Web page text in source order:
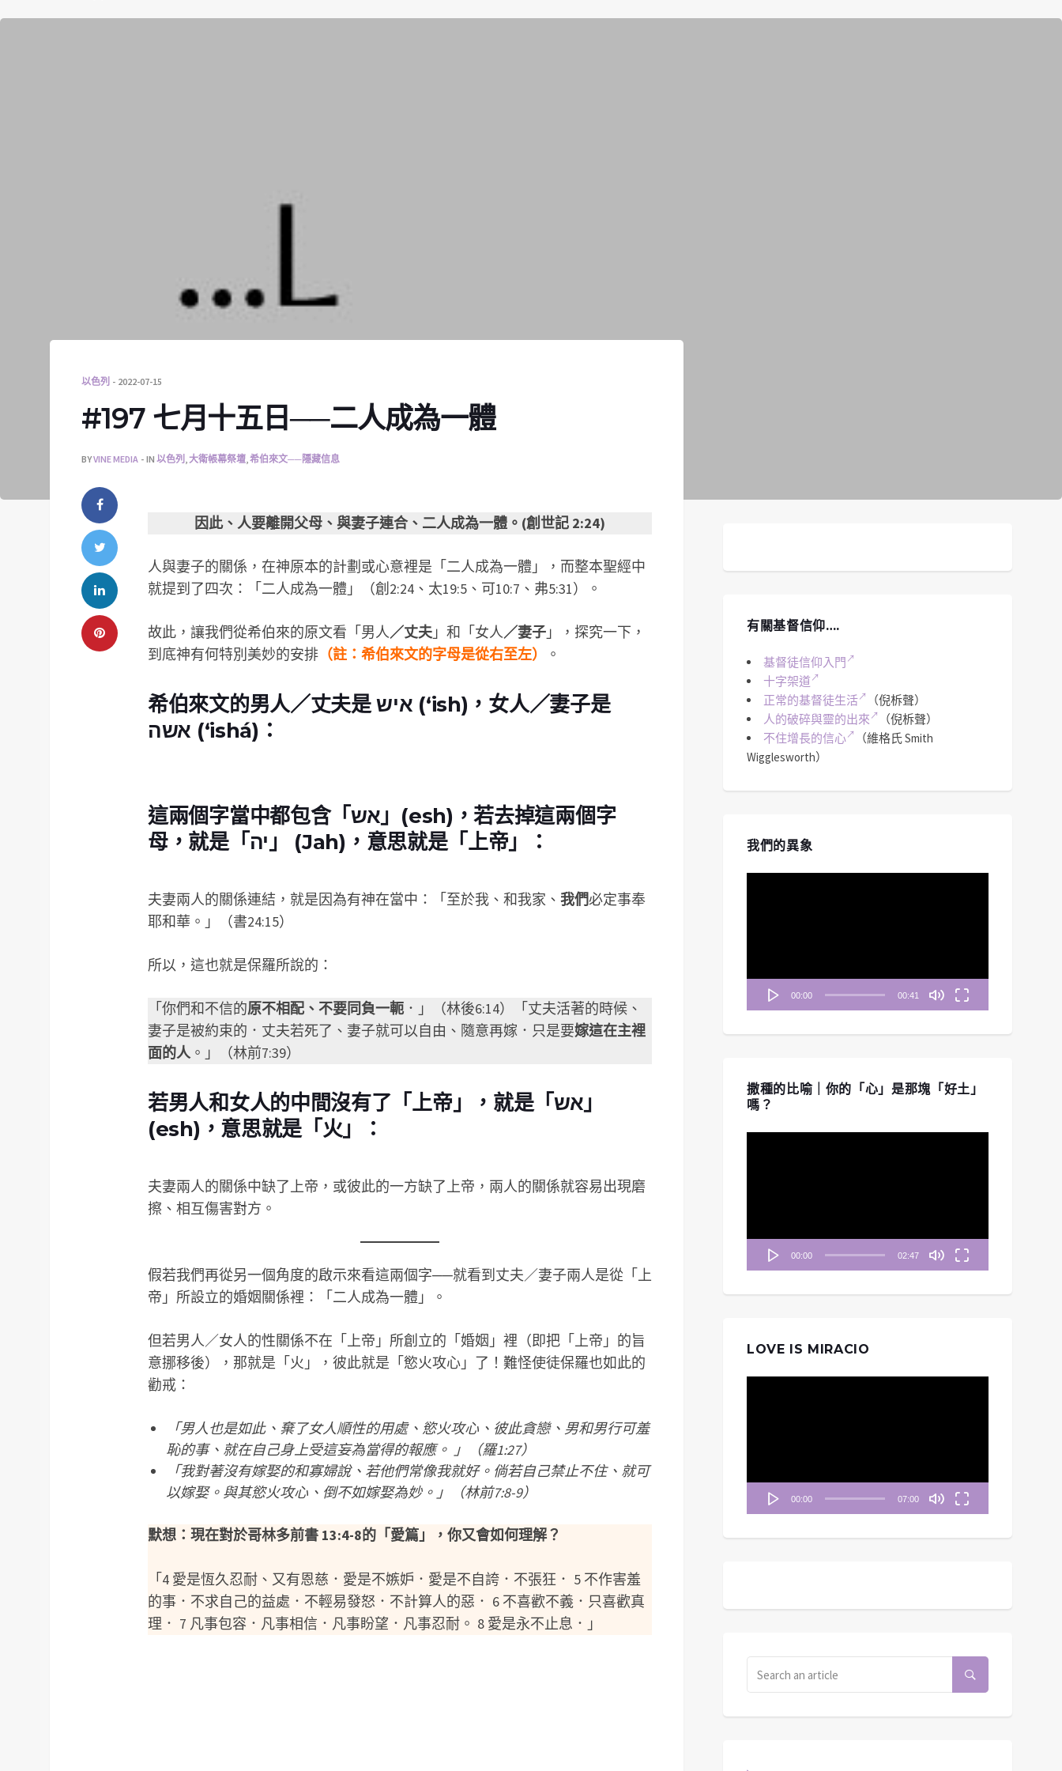
以色列 2022-07-15
#197 七月十五日──二人成為一體
BYVINE MEDIA IN 以色列 ,大衛帳幕祭壇,希伯來文──隱藏信息
因此、人要離開父母、與妻子連合、二人成為一體。(創世記 2:24)
人與妻子的關係，在神原本的計劃或心意裡是「二人成為一體」，而整本聖經中
就提到了四次：「二人成為一體」（創2:24、太19:5、可10:7、弗5:31）。
故此，讓我們從希伯來的原文看「男人／丈夫」和「女人／妻子 」，探究一下，
到底神有何特別美妙的安排 （註：希伯來文的字母是從右至左） 。
希伯來文的男人／丈夫是 איש (‘ish)，女人／妻子是
אשה (‘ishá) ：
這兩個字當中都包含「אש」 (esh) ，若去掉這兩個字
母，就是「יה」 (Jah)，意思就是「上帝」
：
夫妻兩人的關係連結，就是因為有神在當中：「至於我、和我家、 我們必定事奉
耶和華。」（書24:15）
所以，這也就是保羅所說的：
「你們和不信的原不相配、不要同負一軛 ．」（林後6:14）「丈夫活著的時候、
妻子是被約束的．丈夫若死了、妻子就可以自由、隨意再嫁．只是要嫁這在主裡
面的人。」（林前7:39）
若男人和女人的中間沒有了「上帝」，就是「אש」
(esh)，意思就是「火」：
夫妻兩人的關係中缺了上帝，或彼此的一方缺了上帝，兩人的關係就容易出現磨
擦、相互傷害對方。
假若我們再從另一個角度的啟示來看這兩個字──就看到丈夫／妻子兩人是從「上
帝」所設立的婚姻關係裡：「二人成為一體」。
但若男人／女人的性關係不在「上帝」所創立的「婚姻」裡（即把「上帝」的旨
意挪移後），那就是「火」，彼此就是「慾火攻心」了！難怪使徒保羅也如此的
勸戒：
「男人也是如此、棄了女人順性的用處、慾火攻心、彼此貪戀、男和男行可羞
恥的事、就在自己身上受這妄為當得的報應。 」（羅1:27）
「我對著沒有嫁娶的和寡婦說、若他們常像我就好。倘若自己禁止不住、就可
以嫁娶。與其慾火攻心、倒不如嫁娶為妙。」（林前7:8-9）
默想：現在對於哥林多前書 13:4-8的「愛篇」，你又會如何理解？
「4 愛是恆久忍耐、又有恩慈．愛是不嫉妒．愛是不自誇．不張狂． 5 不作害羞
的事．不求自己的益處．不輕易發怒．不計算人的惡． 6 不喜歡不義．只喜歡真
理． 7 凡事包容．凡事相信．凡事盼望．凡事忍耐。 8 愛是永不止息．」
有關基督信仰….
基督徒信仰入門
十字架道
正常的基督徒生活
（倪柝聲）
人的破碎與靈的出來
（倪柝聲）
不住增長的信心
（維格氏 Smith
Wigglesworth）
我們的異象
00:00 00:41
撒種的比喻｜你的「心」是那塊「好土」
嗎？
00:00 02:47
LOVE IS MIRACIO
00:00 07:00